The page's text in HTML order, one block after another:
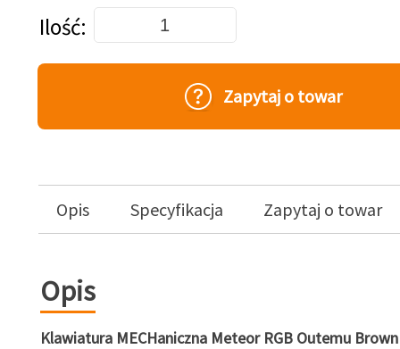
Dodaj do koszyka
Ilość
Zapytaj o towar
Opis Specyfikacja Zapytaj o towar
Opis
Klawiatura MECHaniczna Meteor RGB Outemu Brown